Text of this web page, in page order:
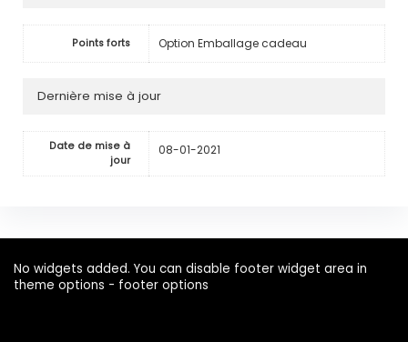
Points forts Option Emballage cadeau
Dernière mise à jour
Date de mise à
jour
08-01-2021
No widgets added. You can disable footer widget area in
theme options - footer options